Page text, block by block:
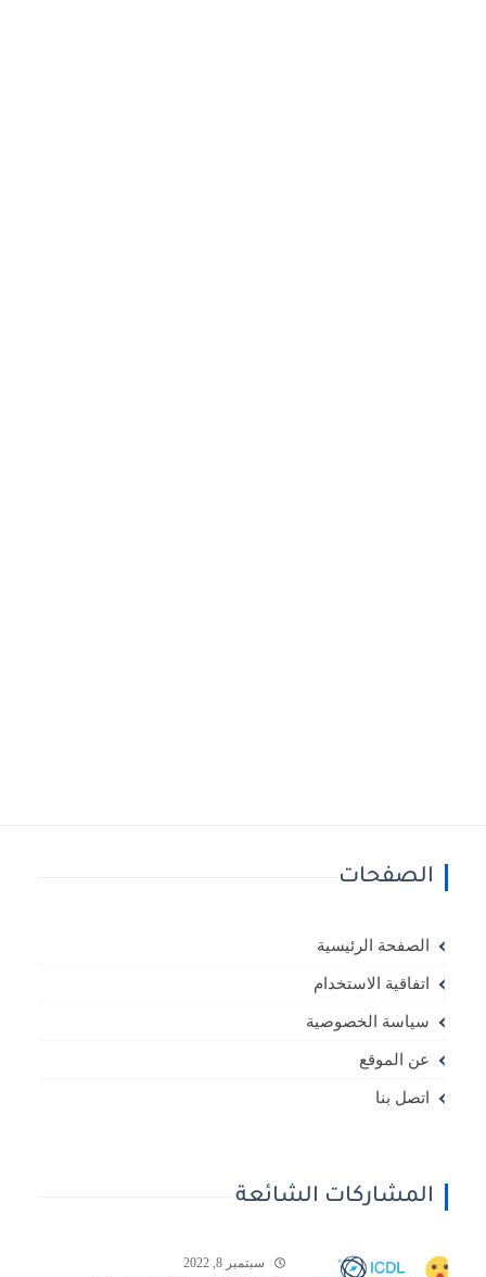
الصفحات
الصفحة الرئيسية
اتفاقية الاستخدام
سياسة الخصوصية
عن الموقع
اتصل بنا
المشاركات الشائعة
سبتمبر 8, 2022